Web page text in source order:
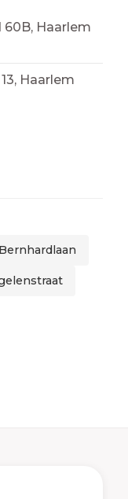
60B, Haarlem
Haarlem